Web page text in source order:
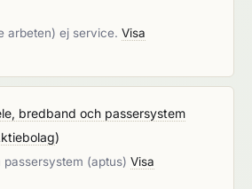
arbeten) ej service. Visa
bredband och passersystem
)
(aptus) Visa